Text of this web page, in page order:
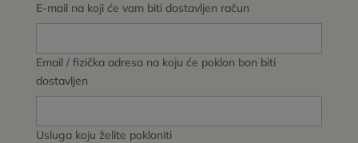
E-mail na koji će vam biti dostavljen račun
Email / fizička adresa na koju će poklon bon biti
dostavljen
Usluga koju želite pokloniti